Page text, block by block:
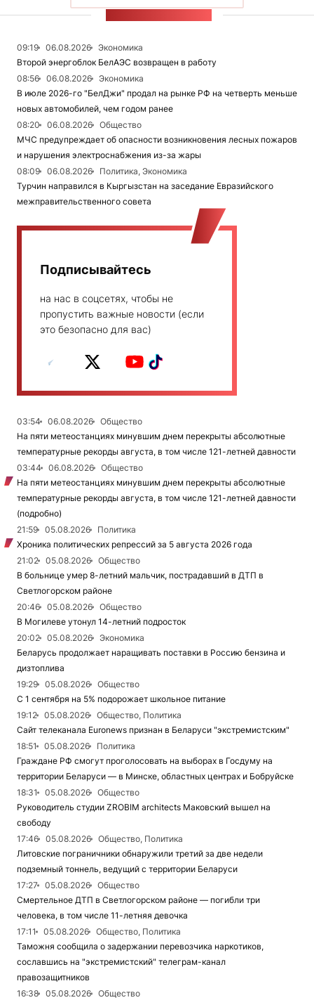
09:19 06.08.2026
Экономика
Второй энергоблок БелАЭС возвращен в работу
08:56
06.08.2026
Экономика
В июле 2026-го "БелДжи" продал на рынке РФ на четверть меньше
новых автомобилей, чем годом ранее
08:20
06.08.2026
Общество
МЧС предупреждает об опасности возникновения лесных пожаров
и нарушения электроснабжения из-за жары
08:09
06.08.2026
Политика, Экономика
Турчин направился в Кыргызстан на заседание Евразийского
межправительственного совета
Подписывайтесь
на нас в соцсетях, чтобы не
пропустить важные новости (если
это безопасно для вас)
03:54 06.08.2026
Общество
На пяти метеостанциях минувшим днем перекрыты абсолютные
температурные рекорды августа, в том числе 121-летней давности
03:44
06.08.2026
Общество
На пяти метеостанциях минувшим днем перекрыты абсолютные
температурные рекорды августа, в том числе 121-летней давности
(подробно)
21:59
05.08.2026
Политика
Хроника политических репрессий за 5 августа 2026 года
21:02
05.08.2026
Общество
В больнице умер 8-летний мальчик, пострадавший в ДТП в
Светлогорском районе
20:46
05.08.2026
Общество
В Могилеве утонул 14-летний подросток
20:02
05.08.2026
Экономика
Беларусь продолжает наращивать поставки в Россию бензина и
дизтоплива
19:29
05.08.2026
Общество
С 1 сентября на 5% подорожает школьное питание
19:12
05.08.2026
Общество, Политика
Сайт телеканала Euronews признан в Беларуси "экстремистским"
18:51
05.08.2026
Политика
Граждане РФ смогут проголосовать на выборах в Госдуму на
территории Беларуси — в Минске, областных центрах и Бобруйске
18:31
05.08.2026
Общество
Руководитель студии ZROBIM architects Маковский вышел на
свободу
17:46
05.08.2026
Общество, Политика
Литовские пограничники обнаружили третий за две недели
подземный тоннель, ведущий с территории Беларуси
17:27
05.08.2026
Общество
Смертельное ДТП в Светлогорском районе — погибли три
человека, в том числе 11-летняя девочка
17:11
05.08.2026
Общество, Политика
Таможня сообщила о задержании перевозчика наркотиков,
сославшись на "экстремистский" телеграм-канал
правозащитников
16:38
05.08.2026
Общество